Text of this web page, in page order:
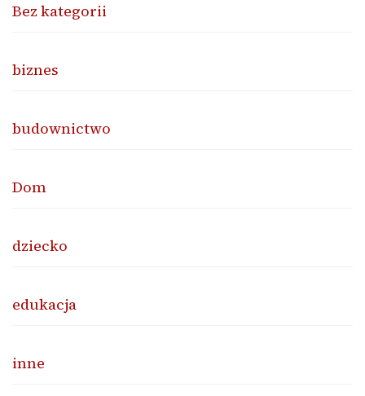
Bez kategorii
biznes
budownictwo
Dom
dziecko
edukacja
inne